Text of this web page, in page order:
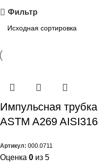
Фильтр
Импульсная трубка
ASTM A269 AISI316
Артикул: 000.0711
Оценка 0 из 5